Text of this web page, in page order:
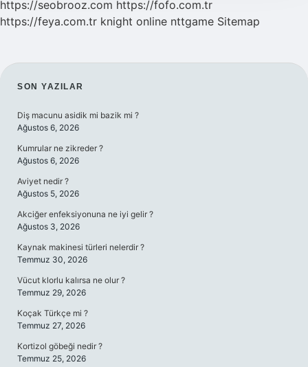
https://seobrooz.com https://fofo.com.tr
https://feya.com.tr knight online nttgame Sitemap
SIDEBAR
SON YAZILAR
Diş macunu asidik mi bazik mi ?
Ağustos 6, 2026
Kumrular ne zikreder ?
Ağustos 6, 2026
Aviyet nedir ?
Ağustos 5, 2026
Akciğer enfeksiyonuna ne iyi gelir ?
Ağustos 3, 2026
Kaynak makinesi türleri nelerdir ?
Temmuz 30, 2026
Vücut klorlu kalırsa ne olur ?
Temmuz 29, 2026
Koçak Türkçe mi ?
Temmuz 27, 2026
Kortizol göbeği nedir ?
Temmuz 25, 2026